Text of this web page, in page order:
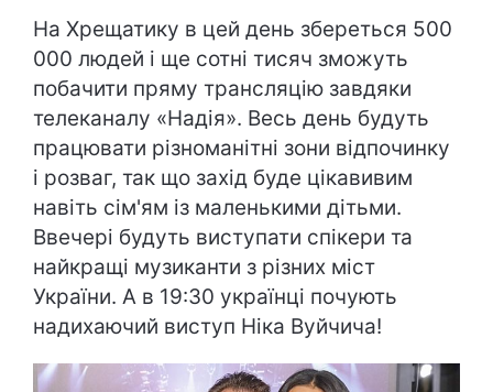
На Хрещатику в цей день збереться 500
000 людей і ще сотні тисяч зможуть
побачити пряму трансляцію завдяки
телеканалу «Надiя». Весь день будуть
працювати різноманітні зони відпочинку
і розваг, так що захід буде цікавивим
навіть сім'ям із маленькими дітьми.
Ввечері будуть виступати спікери та
найкращі музиканти з різних міст
України. А в 19:30 українці почують
надихаючий виступ Ніка Вуйчича!